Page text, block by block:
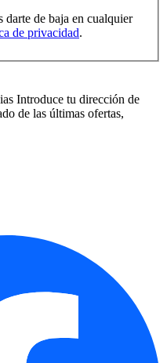
darte de baja en cualquier
de privacidad.
Introduce tu dirección de
de las últimas ofertas,